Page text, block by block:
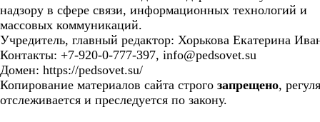
надзору в сфере связи, информационных технологий и
массовых коммуникаций.
Учредитель, главный редактор: Хорькова Екатерина
Контакты: +7-920-0-777-397, info@pedsovet.su
Домен: https://pedsovet.su/
Копирование материалов сайта строго запрещено,
отслеживается и преследуется по закону.